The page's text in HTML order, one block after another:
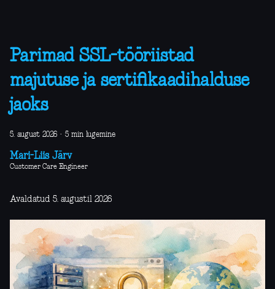
Parimad SSL-tööriistad
majutuse ja sertifikaadihalduse
jaoks
5. august 2026 · 5 min lugemine
Mari-Liis Järv
Customer Care Engineer
Avaldatud 5. augustil 2026